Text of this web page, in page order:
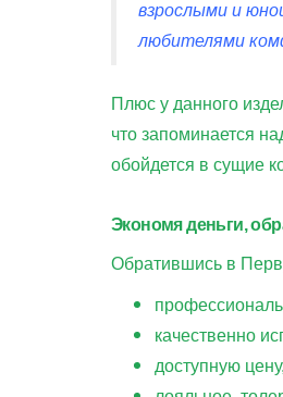
взрослыми и
любителями
Плюс у данного
что запоминается
обойдется в сущие
Экономя деньги,
Обратившись в
качественно
доступную